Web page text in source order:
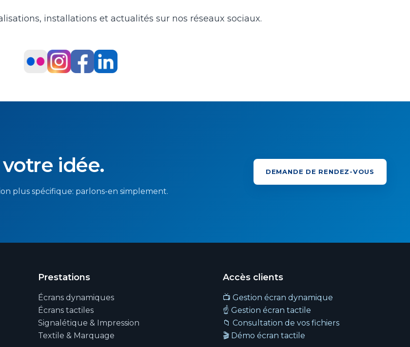
installations et actualités sur nos réseaux sociaux.
idée.
plus spécifique: parlons-en simplement.
DEMANDE DE RENDEZ-VOUS
Prestations
Écrans dynamiques
Écrans tactiles
Signalétique & Impression
Textile & Marquage
Accès clients
📺 Gestion écran dynamique
☝️ Gestion écran tactile
📁 Consultation de vos fichiers
🎬 Démo écran tactile